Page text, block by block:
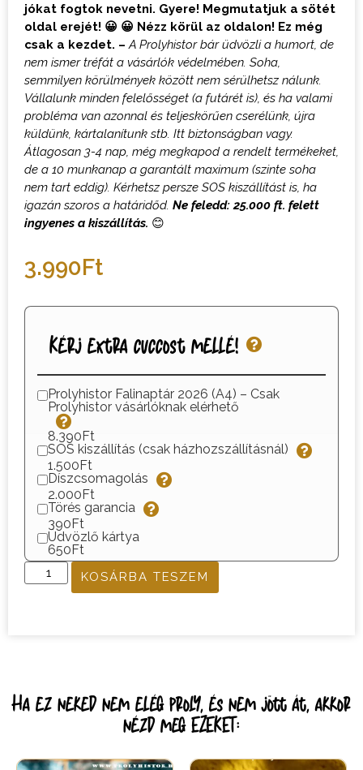
jókat fogtok nevetni. Gyere! Megmutatjuk a sötét
oldal erejét! 😀 😀 Nézz körül az oldalon! Ez még
csak a kezdet. –A Prolyhistor bár üdvözli a humort, de
nem ismer tréfát a vásárlók védelmében. Soha,
semmilyen körülmények között nem sérülhetsz nálunk.
Vállalunk minden felelősséget (a futárét is), és ha valami
probléma van azonnal és teljeskörűen cserélünk, újra
küldünk, kártalanítunk stb. Itt biztonságban vagy.
Átlagosan 3-4 nap, még megkapod a rendelt termékeket,
de a 10 munkanap a garantált maximum (szinte soha
nem tart eddig). Kérhetsz persze SOS kiszállítást is, ha
igazán szoros a határidőd. Ne feledd: 25.000 ft. felett
ingyenes a kiszállítás. 😊
3.990Ft
Kérj extra cuccost mellé!
Prolyhistor Falinaptár 2026 (A4) – Csak
Prolyhistor vásárlóknak elérhető
8.390Ft
SOS kiszállítás (csak házhozszállításnál)
1.500Ft
Díszcsomagolás
2.000Ft
Törés garancia
390Ft
Üdvözlő kártya
650Ft
KOSÁRBA TESZEM
Ha ez neked nem elég proly, és nem jött át, akkor
nézd meg EZEKET: